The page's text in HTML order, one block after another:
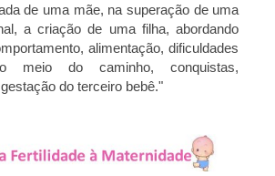
de uma mãe, na superação de uma
a criação de uma filha, abordando
alimentação, dificuldades
meio do caminho, conquistas,
do terceiro bebê."